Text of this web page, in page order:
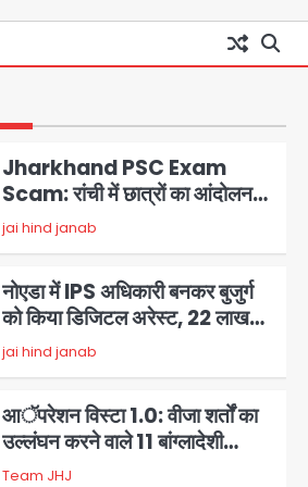
चाइल्ड पीजीआई पार्क में झूले के पास
बच्चे की हालत गंभीर, बिजली विभाग पर
Jharkhand PSC Exam
Scam: रांची में छात्रों का आंदोलन
तेज, सरकार से बातचीत को तैयार, रखीं
दो बड़ी शर्तें
jai hind janab
नोएडा में IPS अधिकारी बनकर बुजुर्ग
को किया डिजिटल अरेस्ट, 22 लाख
रुपये की ठगी
jai hind janab
आॅपरेशन विस्टा 1.0: वीजा शर्तों का
उल्लंघन करने वाले 11 बांग्लादेशी
नागरिक सेंट्रल जिला पुलिस के हत्थे
Team JHJ